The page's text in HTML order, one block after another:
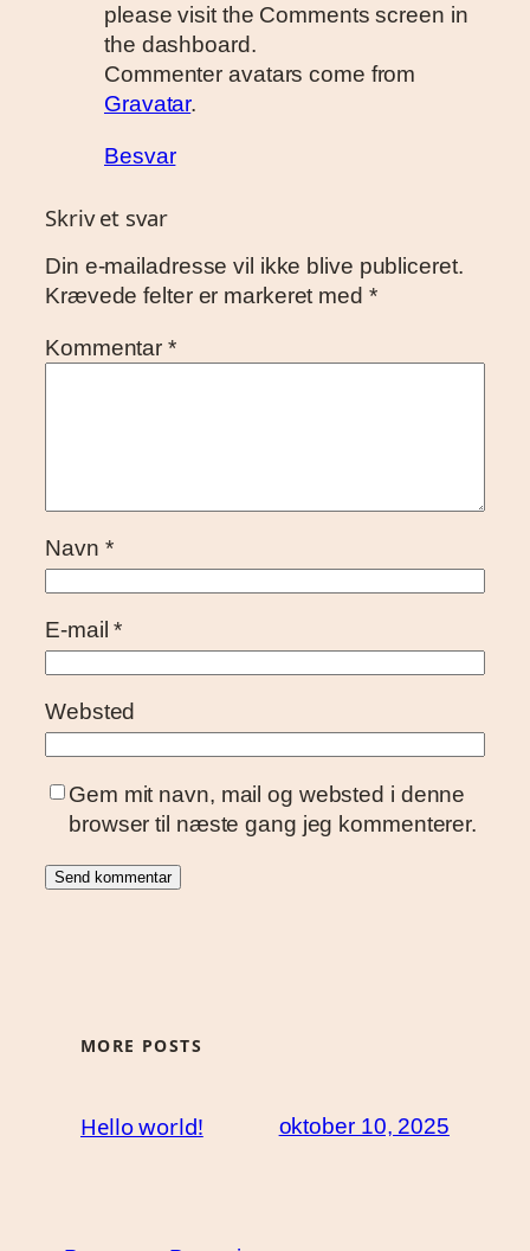
please visit the Comments screen in
the dashboard.
Commenter avatars come from
Gravatar.
Besvar
Skriv et svar
Din e-mailadresse vil ikke blive publiceret.
Krævede felter er markeret med *
Kommentar*
Navn *
E-mail*
Websted
Gem mit navn, mail og websted i denne
browser til næste gang jeg kommenterer.
MORE POSTS
Hello world! oktober 10, 2025